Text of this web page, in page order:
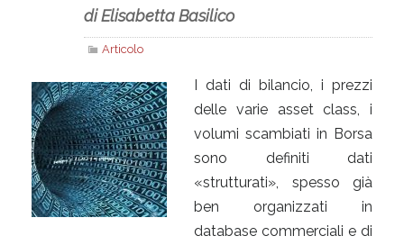
di Elisabetta Basilico
Articolo
I dati di bilancio, i prezzi
delle varie asset class, i
volumi scambiati in Borsa
sono definiti dati
«strutturati», spesso già
ben organizzati in
database commerciali e di